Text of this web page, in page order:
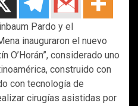
Pardo y el
inauguraron el nuevo
O’Horán”, considerado uno
construido con
con tecnología de
cirugías asistidas por